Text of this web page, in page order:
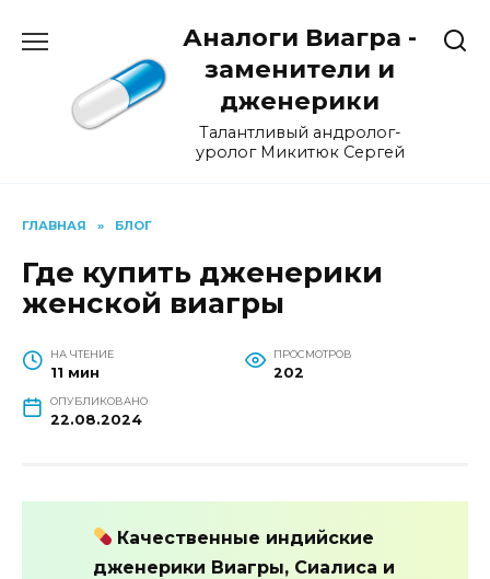
Аналоги Виагра -
заменители и
дженерики
Талантливый андролог-
уролог Микитюк Сергей
ГЛАВНАЯ » БЛОГ
Где купить дженерики
женской виагры
НА ЧТЕНИЕ
11 мин
ПРОСМОТРОВ
202
ОПУБЛИКОВАНО
22.08.2024
Качественные индийские
дженерики Виагры, Сиалиса и